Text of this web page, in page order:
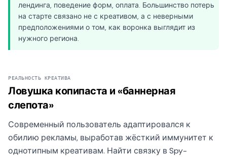
лендинга, поведение форм, оплата. Большинство потерь
на старте связано не с креативом, а с неверными
предположениями о том, как воронка выглядит из
нужного региона.
РЕАЛЬНОСТЬ КРЕАТИВА
Ловушка копипаста и «баннерная
слепота»
Современный пользователь адаптировался к
обилию рекламы, выработав жёсткий иммунитет к
однотипным креативам. Найти связку в Spy-